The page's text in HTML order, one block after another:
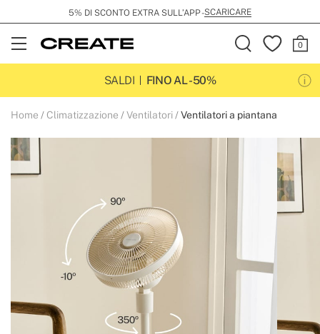
5% DI SCONTO EXTRA SULL’APP -SCARICARE
Open
Menu
SALDI
FINO AL -50%
Home Climatizzazione Ventilatori Ventilatori a piantana